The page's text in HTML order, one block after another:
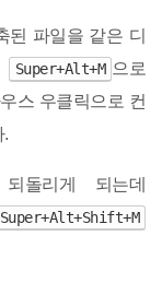
된 파일을 같은 디
Super+Alt+M 으로
스 우클릭으로 컨
.
돌리게 되는데
Super+Alt+Shift+M